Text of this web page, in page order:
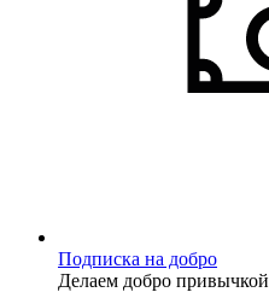
Подписка на добро
Делаем добро привычкой